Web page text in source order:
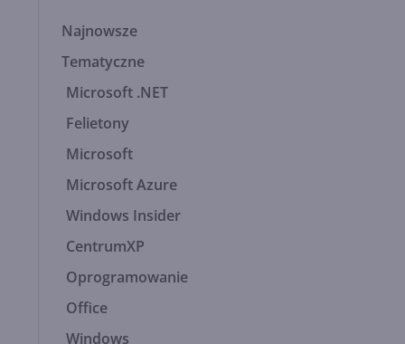
Najnowsze
Tematyczne
Microsoft .NET
Felietony
Microsoft
Microsoft Azure
Windows Insider
CentrumXP
Oprogramowanie
Office
Windows